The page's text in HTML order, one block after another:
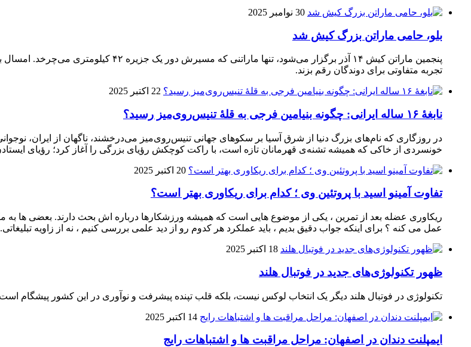
30 نوامبر 2025
بلو، حامی ماراتن بزرگ کیش شد
پنجمین ماراتن کیش ۱۴ آذر برگزار می‌شود، تنها
تجربه متفاوتی برای دوندگان رقم بزند.
22 اکتبر 2025
نابغهٔ ۱۶ ساله ایرانی: چگونه بنیامین فرجی به قلهٔ تنیس‌روی‌میز رسید؟
در روزگاری که نام‌های بزرگ دنیا از شرق آسیا بر سکوهای جهانی تنیس‌روی‌میز می‌درخشند، ناگهان از ایران،
خونسردی از خاکی که همیشه تشنه‌ی قهرمانان تازه است، با راکت کوچکش رؤیای بزرگی را آغاز کرد؛ رؤیای
20 اکتبر 2025
تفاوت آمینو اسید با پروتئین وی ؛ کدام برای ریکاوری بهتر است؟
ریکاوری عضله بعد از تمرین ، یکی از موضوع‌ هایی‌ است که همیشه ورزشکارها درباره‌ اش بحث دارند. بعضی‌ ها به
عمل می‌ کنه ؟ برای اینکه جواب دقیق بدیم ، باید عملکرد هر کدوم رو از دید علمی بررسی کنیم ، نه از زاویه تبلیغاتی.
18 اکتبر 2025
ظهور تکنولوژی‌های جدید در فوتبال هلند
تکنولوژی در فوتبال هلند دیگر یک انتخاب لوکس نیست، بلکه قلب تپنده پیشرفت و نوآوری در این کشور پیشگام
14 اکتبر 2025
ایمپلنت دندان در اصفهان: مراحل مراقبت ها و اشتباهات رایج